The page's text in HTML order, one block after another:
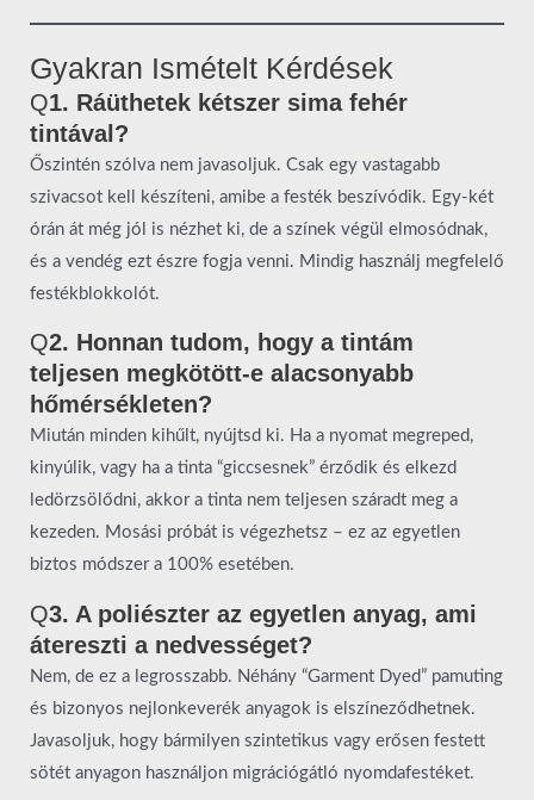
Gyakran Ismételt Kérdések
Q1. Ráüthetek kétszer sima fehér
tintával?
Őszintén szólva nem javasoljuk. Csak egy vastagabb
szivacsot kell készíteni, amibe a festék beszívódik. Egy-két
órán át még jól is nézhet ki, de a színek végül elmosódnak,
és a vendég ezt észre fogja venni. Mindig használj megfelelő
festékblokkolót.
Q2. Honnan tudom, hogy a tintám
teljesen megkötött-e alacsonyabb
hőmérsékleten?
Miután minden kihűlt, nyújtsd ki. Ha a nyomat megreped,
kinyúlik, vagy ha a tinta “giccsesnek” érződik és elkezd
ledörzsölődni, akkor a tinta nem teljesen száradt meg a
kezeden. Mosási próbát is végezhetsz – ez az egyetlen
biztos módszer a 100% esetében.
Q3. A poliészter az egyetlen anyag, ami
átereszti a nedvességet?
Nem, de ez a legrosszabb. Néhány “Garment Dyed” pamuting
és bizonyos nejlonkeverék anyagok is elszíneződhetnek.
Javasoljuk, hogy bármilyen szintetikus vagy erősen festett
sötét anyagon használjon migrációgátló nyomdafestéket.